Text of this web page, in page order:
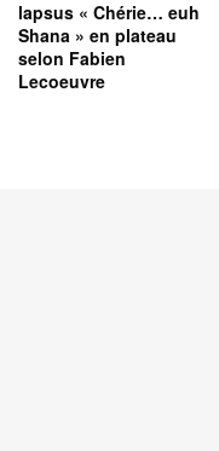
lapsus « Chérie… euh
Shana » en plateau
selon Fabien
Lecoeuvre